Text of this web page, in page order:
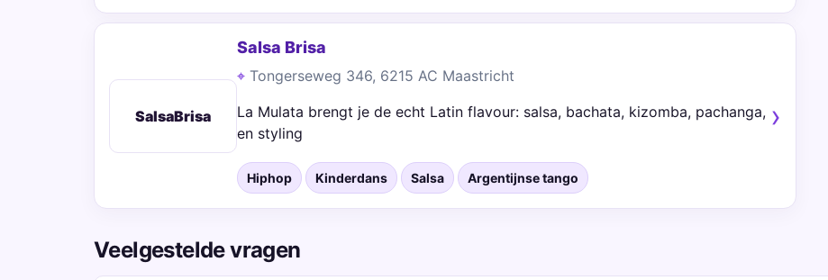
SalsaBrisa
Salsa Brisa
Tongerseweg 346, 6215 AC Maastricht
La Mulata brengt je de echt Latin flavour: salsa, bachata, kizomba, pachanga,
en styling
Hiphop Kinderdans Salsa Argentijnse tango
Veelgestelde vragen